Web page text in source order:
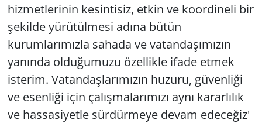
hizmetlerinin kesintisiz, etkin ve koordineli bir
şekilde yürütülmesi adına bütün
kurumlarımızla sahada ve vatandaşımızın
yanında olduğumuzu özellikle ifade etmek
isterim. Vatandaşlarımızın huzuru, güvenliği
ve esenliği için çalışmalarımızı aynı kararlılık
ve hassasiyetle sürdürmeye devam edeceğiz'